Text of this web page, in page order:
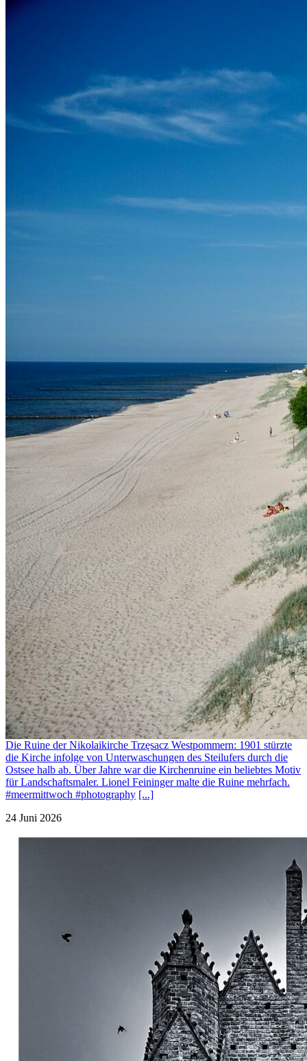
Die Ruine der Nikolaikirche Trzęsacz Westpommern: 1901 stürzte
die Kirche infolge von Unterwaschungen des Steilufers durch die
Ostsee halb ab. Über Jahre war die Kirchenruine ein beliebtes Motiv
für Landschaftsmaler. Lionel Feininger malte die Ruine mehrfach.
#meermittwoch #photography [...]
24 Juni 2026